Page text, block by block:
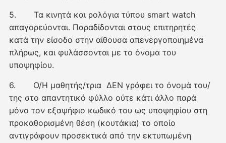
5. Τα κινητά και ρολόγια τύπου smart watch
απαγορεύονται. Παραδίδονται στους επιτηρητές
κατά την είσοδο στην αίθουσα απενεργοποιημένα
πλήρως, και φυλάσσονται με το όνομα του
υποψηφίου.
6. Ο/Η μαθητής/τρια ΔΕΝ γράφει το όνομά του/
της στο απαντητικό φύλλο ούτε κάτι άλλο παρά
μόνο τον εξαψήφιο κωδικό του ως υποψηφίου στη
προκαθορισμένη θέση (κουτάκια) το οποίο
αντιγράφουν προσεκτικά από την εκτυπωμένη